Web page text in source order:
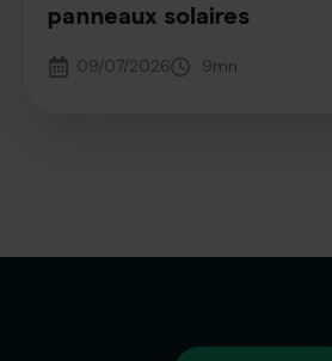
panneaux solaires
09/07/2026 9mn